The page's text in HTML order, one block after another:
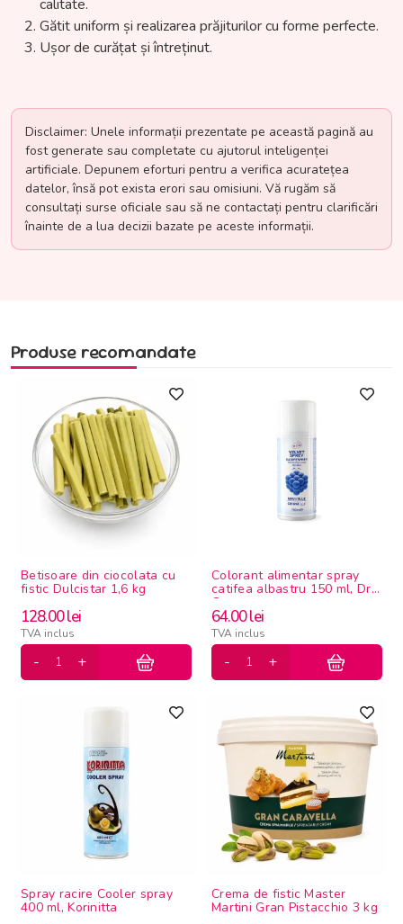
calitate.
Gătit uniform și realizarea prăjiturilor cu forme perfecte.
Ușor de curățat și întreținut.
Disclaimer: Unele informații prezentate pe această pagină au
fost generate sau completate cu ajutorul inteligenței
artificiale. Depunem eforturi pentru a verifica acuratețea
datelor, însă pot exista erori sau omisiuni. Vă rugăm să
consultați surse oficiale sau să ne contactați pentru clarificări
înainte de a lua decizii bazate pe aceste informații.
Produse recomandate
Betisoare din ciocolata cu
fistic Dulcistar 1,6 kg
128.00lei
TVA inclus
Colorant alimentar spray
catifea albastru 150 ml, Dr
Gusto
64.00lei
TVA inclus
Spray racire Cooler spray
400 ml, Korinitta
Crema de fistic Master
Martini Gran Pistacchio 3 kg